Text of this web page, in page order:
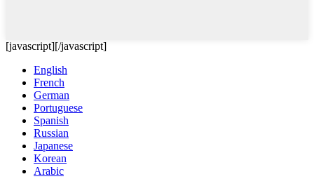
[javascript][/javascript]
English
French
German
Portuguese
Spanish
Russian
Japanese
Korean
Arabic